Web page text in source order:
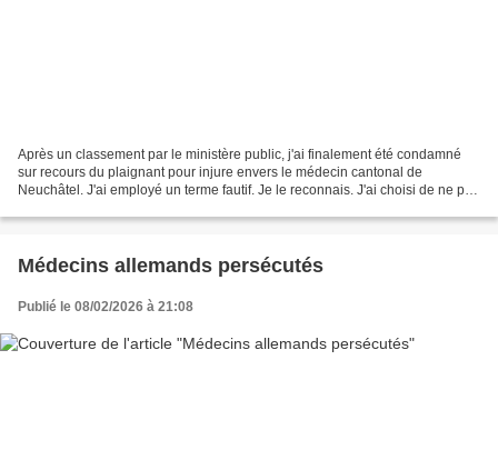
Après un classement par le ministère public, j'ai finalement été condamné
sur recours du plaignant pour injure envers le médecin cantonal de
Neuchâtel. J'ai employé un terme fautif. Je le reconnais. J'ai choisi de ne pas
Médecins allemands persécutés
Publié le 08/02/2026 à 21:08